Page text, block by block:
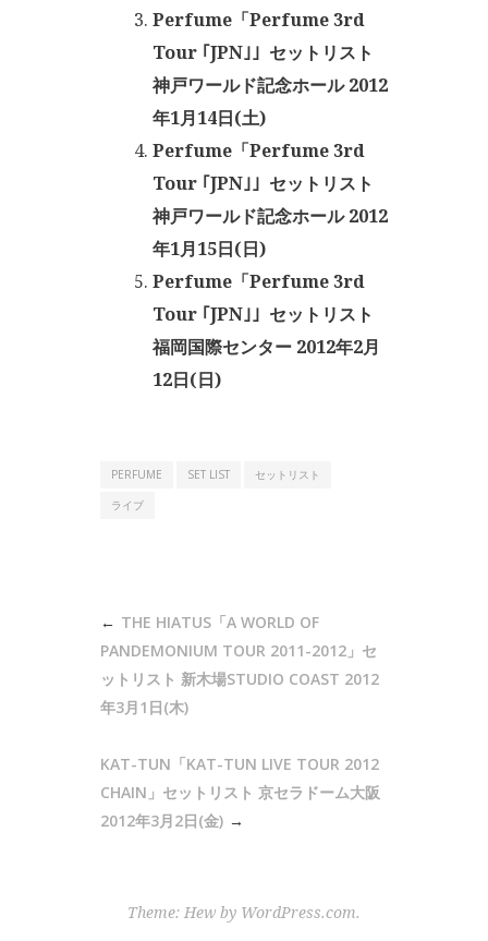
Perfume「Perfume 3rd
Tour ｢JPN｣」セットリスト
神戸ワールド記念ホール 2012
年1月14日(土)
Perfume「Perfume 3rd
Tour ｢JPN｣」セットリスト
神戸ワールド記念ホール 2012
年1月15日(日)
Perfume「Perfume 3rd
Tour ｢JPN｣」セットリスト
福岡国際センター 2012年2月
12日(日)
PERFUME SET LIST
セットリスト
ライブ
THE HIATUS「A WORLD OF
PANDEMONIUM TOUR 2011-2012」セ
ットリスト 新木場STUDIO COAST 2012
年3月1日(木)
KAT-TUN「KAT-TUN LIVE TOUR 2012
CHAIN」セットリスト 京セラドーム大阪
2012年3月2日(金)
Theme: Hew by WordPress.com.